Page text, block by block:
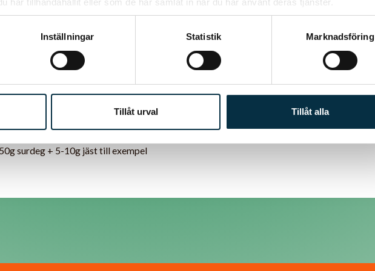
Inställningar Statistik Marknadsföring
Tillåt urval Tillåt alla
skull?
surdeg + 5-10g jäst till exempel